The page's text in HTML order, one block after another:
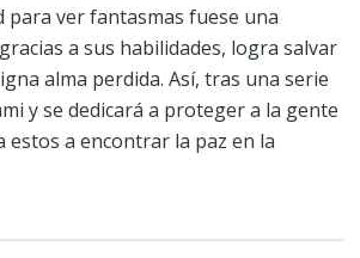
ver fantasmas fuese una
a sus habilidades, logra salvar
alma perdida. Así, tras una serie
y se dedicará a proteger a la gente
estos a encontrar la paz en la